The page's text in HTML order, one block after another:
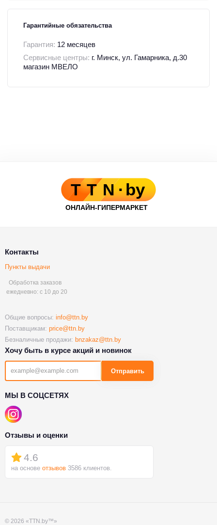
Гарантийные обязательства
Гарантия: 12 месяцев
Сервисные центры: г. Минск, ул. Гамарника, д.30
магазин МВЕЛО
Контакты
Пункты выдачи
Обработка заказов
ежедневно: с 10 до 20
Общие вопросы: info@ttn.by
Поставщикам: price@ttn.by
Безналичные продажи: bnzakaz@ttn.by
Хочу быть в курсе акций и новинок
Отправить
МЫ В СОЦСЕТЯХ
Отзывы и оценки
4.6
на основе отзывов 3586 клиентов.
© 2026 «TTN.by™»